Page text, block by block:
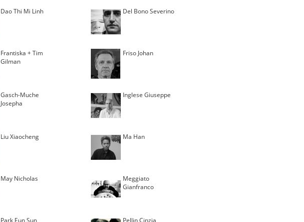
Dao Thi Mi Linh Del Bono Severino
Frantiska + Tim
Gilman
Friso Johan
Gasch-Muche
Josepha
Inglese Giuseppe
Liu Xiaocheng Ma Han
May Nicholas
Meggiato
Gianfranco
Park Eun Sun Pellin Cinzia